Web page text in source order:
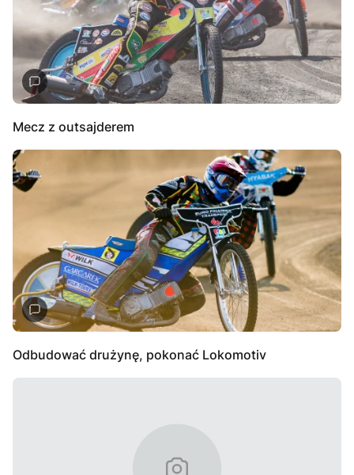
Mecz z outsajderem
Odbudować drużynę, pokonać Lokomotiv